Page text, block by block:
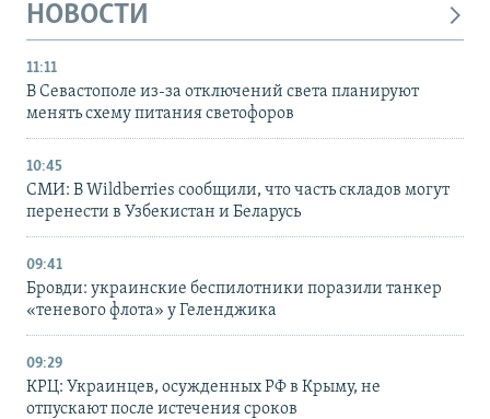
НОВОСТИ
11:11
В Севастополе из-за отключений света планируют
менять схему питания светофоров
10:45
СМИ: В Wildberries сообщили, что часть складов могут
перенести в Узбекистан и Беларусь
09:41
Бровди: украинские беспилотники поразили танкер
«теневого флота» у Геленджика
09:29
КРЦ: Украинцев, осужденных РФ в Крыму, не
отпускают после истечения сроков